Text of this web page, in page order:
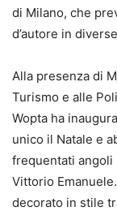
di Milano, che
d’autore in
Alla presenza di
Turismo e alle
Wopta ha
unico il Natale e
frequentati angoli
Vittorio
decorato in stile